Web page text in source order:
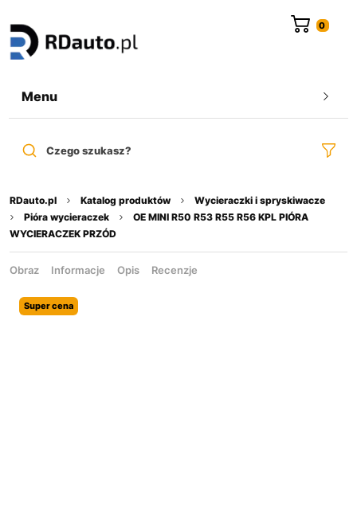
Menu
Czego szukasz?
RDauto.pl Katalog produktów
Wycieraczki i spryskiwacze
Pióra wycieraczek
OE MINI R50 R53 R55 R56 KPL PIÓRA
WYCIERACZEK PRZÓD
Obraz Informacje Opis Recenzje
Super cena